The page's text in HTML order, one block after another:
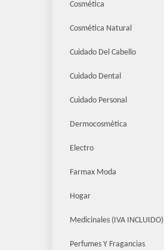
Cosmética
Cosmética Natural
Cuidado Del Cabello
Cuidado Dental
Cuidado Personal
Dermocosmética
Electro
Farmax Moda
Hogar
Medicinales (IVA INCLUIDO)
Perfumes Y Fragancias